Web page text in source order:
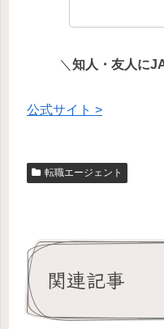
＼ 知人・友人に
公式サイト >
転職エージェント
関連記事